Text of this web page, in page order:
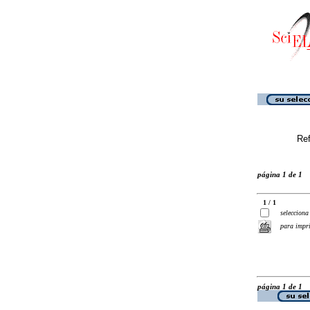
página 1 de 1
1 / 1
selecciona
para
página 1 de 1